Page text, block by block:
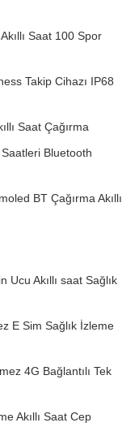
Saat 100 Spor
Takip Cihazı IP68
Saat Çağırma
Bluetooth
BT Çağırma Akıllı
Ucu Akıllı saat Sağlık
E Sim Sağlık İzleme
4G Bağlantılı Tek
Akıllı Saat Cep